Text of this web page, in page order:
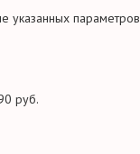
указанных параметров
руб.